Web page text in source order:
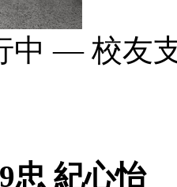
中 — 校友
忠 紀心怡